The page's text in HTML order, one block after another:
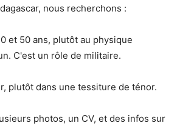
nous recherchons :
et 50 ans, plutôt au physique
C'est un rôle de militaire.
plutôt dans une tessiture de ténor.
photos, un CV, et des infos sur